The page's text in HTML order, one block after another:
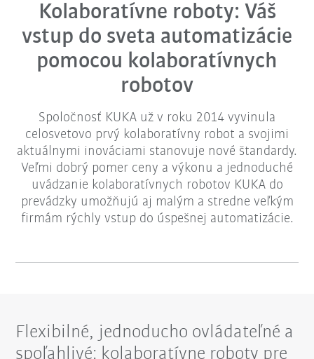
Kolaboratívne roboty: Váš
vstup do sveta automatizácie
pomocou kolaboratívnych
robotov
Spoločnosť KUKA už v roku 2014 vyvinula
celosvetovo prvý kolaboratívny robot a svojimi
aktuálnymi inováciami stanovuje nové štandardy.
Veľmi dobrý pomer ceny a výkonu a jednoduché
uvádzanie kolaboratívnych robotov KUKA do
prevádzky umožňujú aj malým a stredne veľkým
firmám rýchly vstup do úspešnej automatizácie.
Flexibilné, jednoducho ovládateľné a
spoľahlivé: kolaboratívne roboty pre